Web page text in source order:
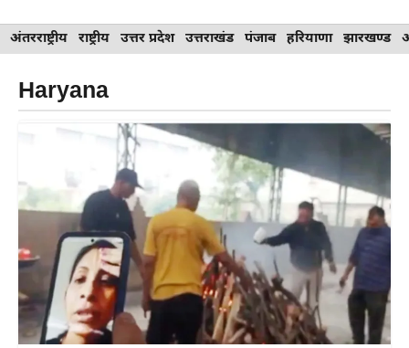
Skip
to
content
अंतरराष्ट्रीय राष्ट्रीय उत्तर प्रदेश उत्तराखंड पंजाब हरियाणा झारखण्ड
Haryana